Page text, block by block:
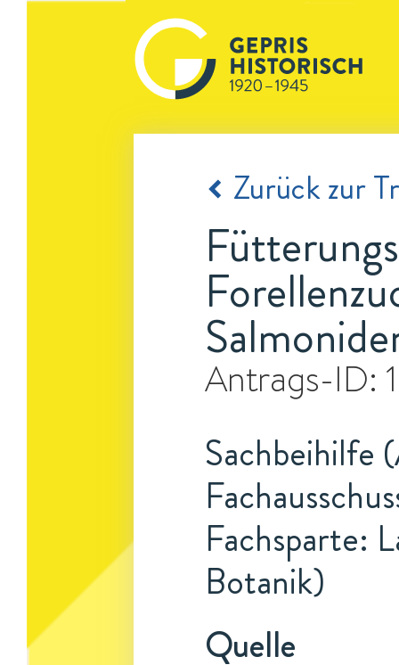
Zurück zur
Antrags-ID:
Sachbeihilfe
Fachsparte:
Botanik)
Quelle